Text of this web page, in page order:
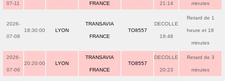
07-11 FRANCE 21:14 minutes
2026-
07-08
18:30:00 LYON
TRANSAVIA
FRANCE
TO8557
DECOLLE
19:48
Retard de 1
heure et 18
minutes
2026-
07-06
20:20:00 LYON
TRANSAVIA
FRANCE
TO8557
DECOLLE
20:23
Retard de 3
minutes